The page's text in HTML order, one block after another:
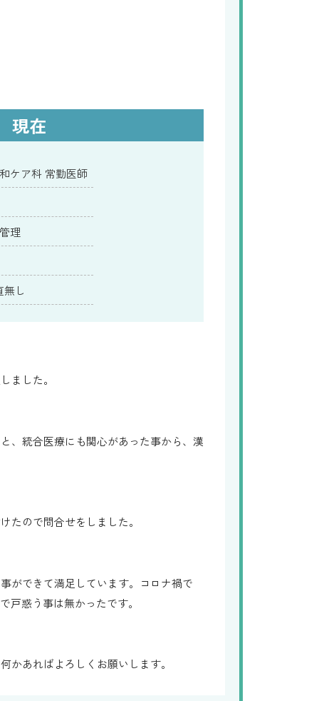
現在
ケア科 常勤医師
理
無し
ました。
、統合医療にも関心があった事から、漢
たので問合せをしました。
ができて満足しています。コロナ禍で
惑う事は無かったです。
あればよろしくお願いします。